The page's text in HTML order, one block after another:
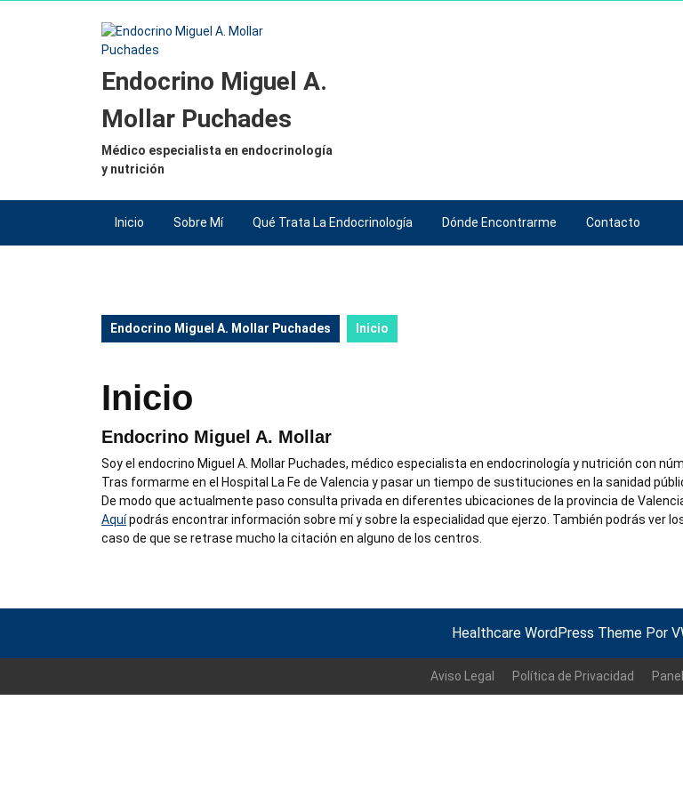
Endocrino Miguel A.
Mollar Puchades
Médico especialista en endocrinología
y nutrición
Inicio Sobre Mí Qué Trata La Endocrinología Dónde Encontrarme Contacto
Endocrino Miguel A. Mollar Puchades Inicio
Inicio
Endocrino Miguel A. Mollar
Soy el endocrino Miguel A. Mollar Puchades, médico especialista en endocrinología y nutrición con
Tras formarme en el Hospital La Fe de Valencia y pasar un tiempo de sustituciones en la sanidad
De modo que actualmente paso consulta privada en diferentes ubicaciones de la provincia de
Aquípodrás encontrar información sobre mí y sobre la especialidad que ejerzo. También podrás ver
caso de que se retrase mucho la citación en alguno de los centros.
Healthcare WordPress ThemePor
arriba
Aviso Legal Política de Privacidad